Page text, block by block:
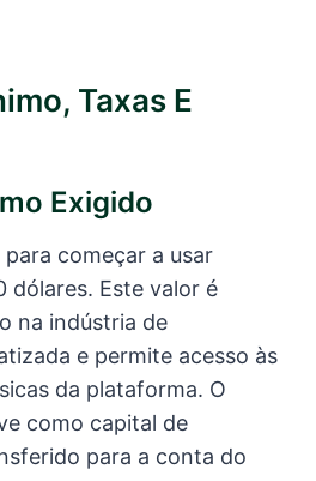
Taxas E
Exigido
começar a usar
dólares. Este valor é
na indústria de
e permite acesso às
da plataforma. O
como capital de
para a conta do